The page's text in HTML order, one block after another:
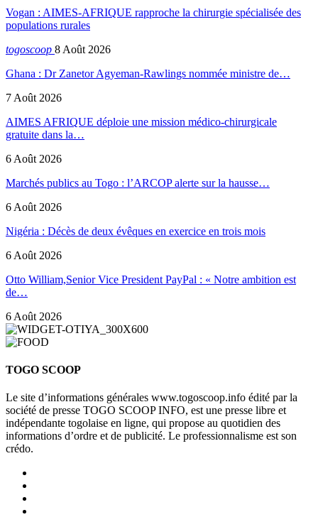
Vogan : AIMES-AFRIQUE rapproche la chirurgie spécialisée des
populations rurales
togoscoop 8 Août 2026
Ghana : Dr Zanetor Agyeman-Rawlings nommée ministre de…
7 Août 2026
AIMES AFRIQUE déploie une mission médico-chirurgicale
gratuite dans la…
6 Août 2026
Marchés publics au Togo : l’ARCOP alerte sur la hausse…
6 Août 2026
Nigéria : Décès de deux évêques en exercice en trois mois
6 Août 2026
Otto William,Senior Vice President PayPal : « Notre ambition est
de…
6 Août 2026
TOGO SCOOP
Le site d’informations générales www.togoscoop.info édité par la
société de presse TOGO SCOOP INFO, est une presse libre et
indépendante togolaise en ligne, qui propose au quotidien des
informations d’ordre et de publicité. Le professionnalisme est son
crédo.